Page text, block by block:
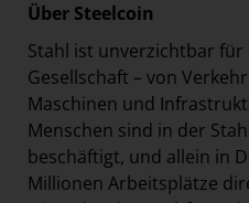
Über Steelcoin
Stahl ist unverzichtbar
Gesellschaft – von
Maschinen und
Menschen sind in der
beschäftigt, und allein in
Millionen Arbeitsplätze